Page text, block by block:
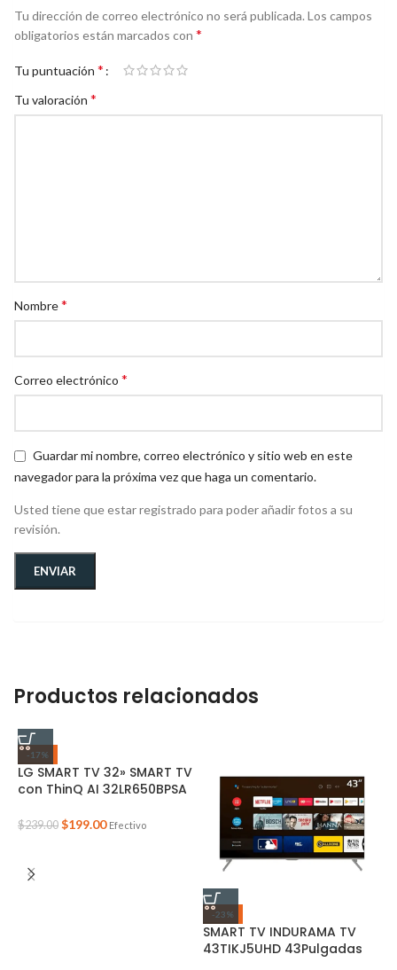
Tu dirección de correo electrónico no será publicada. Los campos
obligatorios están marcados con *
Tu puntuación *
Tu valoración *
Nombre*
Correo electrónico *
Guardar mi nombre, correo electrónico y sitio web en este
navegador para la próxima vez que haga un comentario.
Usted tiene que estar registrado para poder añadir fotos a su
revisión.
Productos relacionados
-17%
LG SMART TV 32» SMART TV
con ThinQ AI 32LR650BPSA
$239.00 $199.00 Efectivo
-23%
SMART TV INDURAMA TV
43TIKJ5UHD 43Pulgadas